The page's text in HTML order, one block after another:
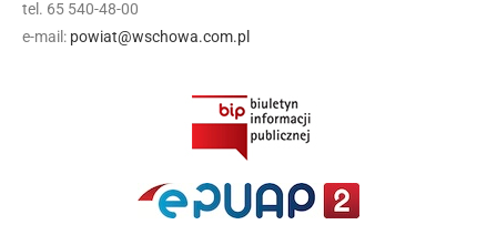
tel. 65 540-48-00
e-mail: powiat@wschowa.com.pl